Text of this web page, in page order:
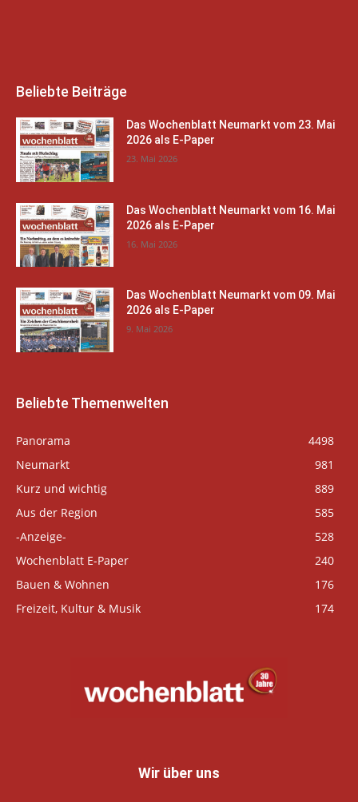
Beliebte Beiträge
Das Wochenblatt Neumarkt vom 23. Mai
2026 als E-Paper
23. Mai 2026
Das Wochenblatt Neumarkt vom 16. Mai
2026 als E-Paper
16. Mai 2026
Das Wochenblatt Neumarkt vom 09. Mai
2026 als E-Paper
9. Mai 2026
Beliebte Themenwelten
Panorama
4498
Neumarkt
981
Kurz und wichtig
889
Aus der Region
585
-Anzeige-
528
Wochenblatt E-Paper
240
Bauen & Wohnen
176
Freizeit, Kultur & Musik
174
Wir über uns